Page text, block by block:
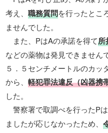
考え、職務質問を行ったとこ
ませんでした。
また、PはAの承諾を得て所
などの薬物は発見できません
５．５センチメートルのカッ
から、軽犯罪法違反（凶器携
した。
警察署で取調べを行ったP
ましたが応じなかったため、